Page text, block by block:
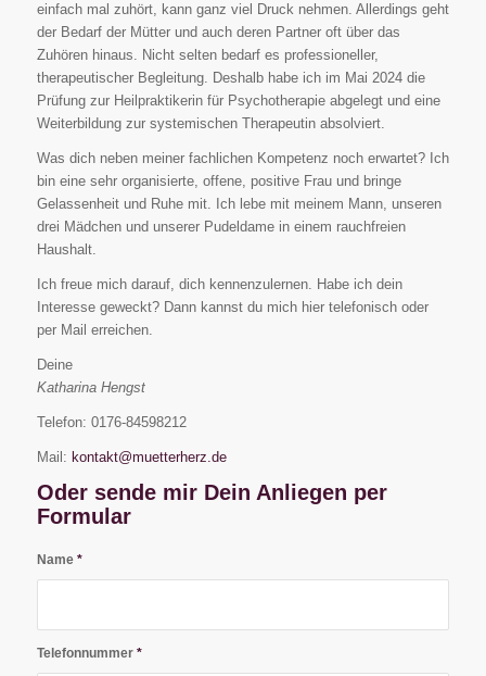
einfach mal zuhört, kann ganz viel Druck nehmen. Allerdings geht
der Bedarf der Mütter und auch deren Partner oft über das
Zuhören hinaus. Nicht selten bedarf es professioneller,
therapeutischer Begleitung. Deshalb habe ich im Mai 2024 die
Prüfung zur Heilpraktikerin für Psychotherapie abgelegt und eine
Weiterbildung zur systemischen Therapeutin absolviert.
Was dich neben meiner fachlichen Kompetenz noch erwartet? Ich
bin eine sehr organisierte, offene, positive Frau und bringe
Gelassenheit und Ruhe mit. Ich lebe mit meinem Mann, unseren
drei Mädchen und unserer Pudeldame in einem rauchfreien
Haushalt.
Ich freue mich darauf, dich kennenzulernen. Habe ich dein
Interesse geweckt? Dann kannst du mich hier telefonisch oder
per Mail erreichen.
Deine
Katharina Hengst
Telefon: 0176-84598212
Mail: kontakt@muetterherz.de
Oder sende mir Dein Anliegen per
Formular
Name *
Telefonnummer *